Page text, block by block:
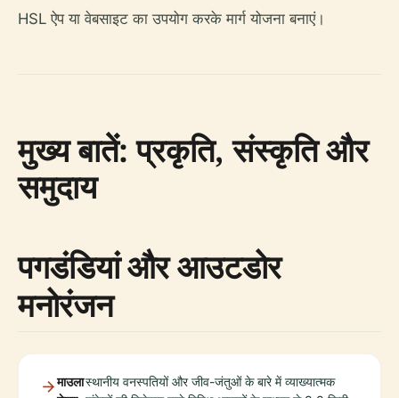
HSL ऐप या वेबसाइट का उपयोग करके मार्ग योजना बनाएं।
मुख्य बातें: प्रकृति, संस्कृति और
समुदाय
पगडंडियां और आउटडोर
मनोरंजन
माउलास्थानीय वनस्पतियों और जीव-जंतुओं के बारे में व्याख्यात्मक